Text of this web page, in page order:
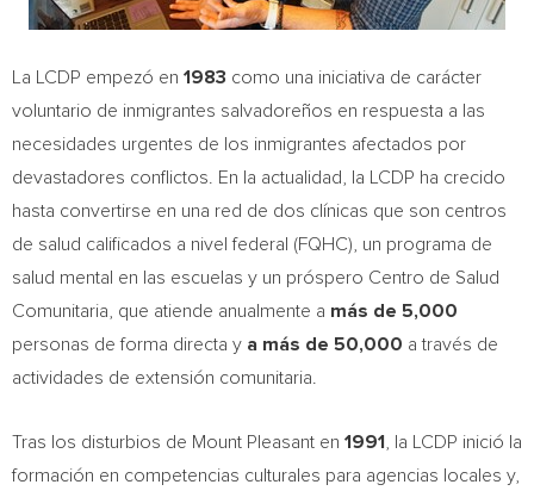
La LCDP empezó en 1983 como una iniciativa de carácter
voluntario de inmigrantes salvadoreños en respuesta a las
necesidades urgentes de los inmigrantes afectados por
devastadores conflictos. En la actualidad, la LCDP ha crecido
hasta convertirse en una red de dos clínicas que son centros
de salud calificados a nivel federal (FQHC), un programa de
salud mental en las escuelas y un próspero Centro de Salud
Comunitaria, que atiende anualmente a más de 5,000
personas de forma directa y a más de 50,000 a través de
actividades de extensión comunitaria.
Tras los disturbios de Mount Pleasant en 1991
, la LCDP inició la
formación en competencias culturales para agencias locales y,